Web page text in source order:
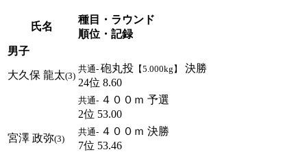
氏名
種目・ラウンド
順位・記録
男子
大久保 龍太(3)
共通- 砲丸投 【5.000kg】
決勝
24位 8.60
宮澤 政弥(3)
共通- ４００ｍ 予選
2位 53.00
共通- ４００ｍ 決勝
7位 53.46